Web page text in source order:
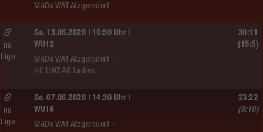
MADx WAT Atzgersdorf
Sa. 13.06.2026 | 10:50 Uhr |
WU12
MADx WAT Atzgersdorf –
HC LINZ AG Ladies
nu
Liga
30:11
(15:5)
So. 07.06.2026 | 14:30 Uhr |
WU18
MADx WAT Atzgersdorf –
nu
Liga
23:22
(9:10)